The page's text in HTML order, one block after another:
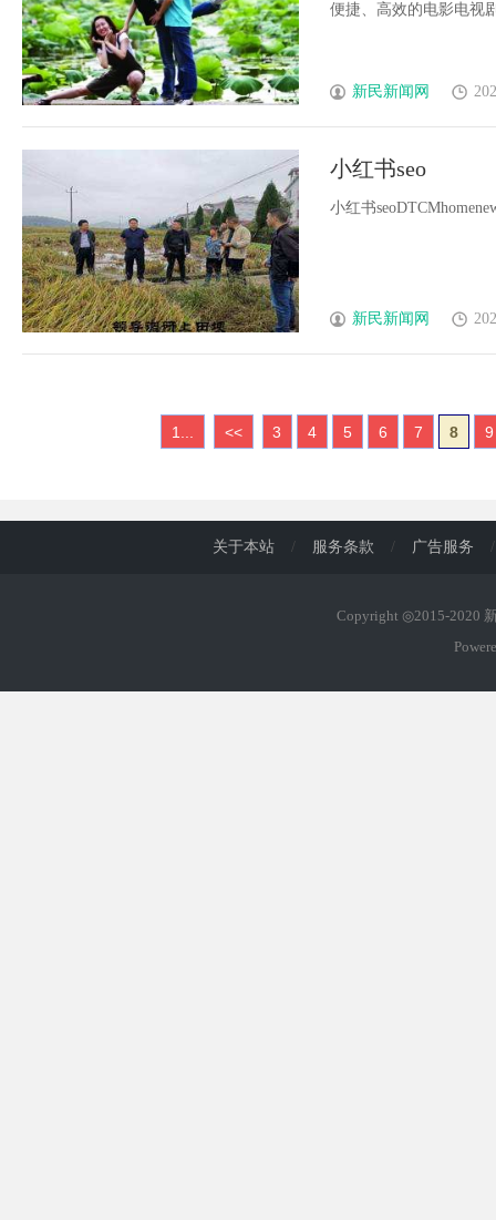
便捷、高效的电影电视
新民新闻网
小红书seo
小红书
新民新闻网
1... << 3 4 5 6 7 8 9
关于本站 / 服务条款 / 广告服务 /
Copyright ◎2015-2020